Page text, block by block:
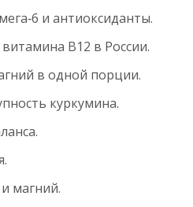
и антиоксиданты.
B12 в России.
в одной порции.
куркумина.
магний.